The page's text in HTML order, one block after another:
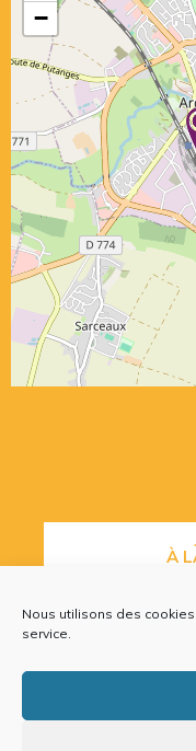
Nous utilisons des
service.
−
À